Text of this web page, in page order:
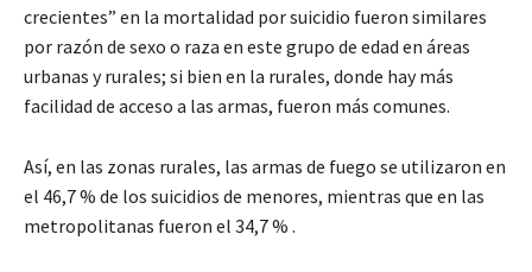
crecientes” en la mortalidad por suicidio fueron similares
por razón de sexo o raza en este grupo de edad en áreas
urbanas y rurales; si bien en la rurales, donde hay más
facilidad de acceso a las armas, fueron más comunes.
Así, en las zonas rurales, las armas de fuego se utilizaron en
el 46,7 % de los suicidios de menores, mientras que en las
metropolitanas fueron el 34,7 % .